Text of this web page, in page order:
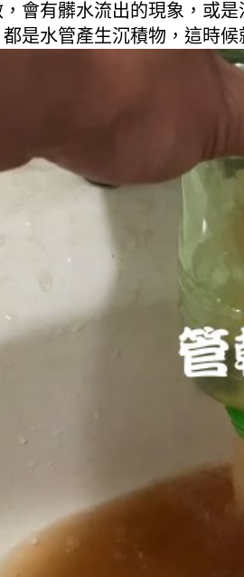
會有髒水流出的現象，或
是水管產生沉積物，這時候